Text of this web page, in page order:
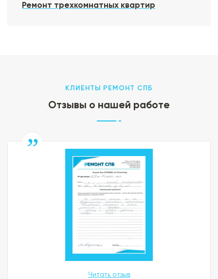
Ремонт трехкомнатных квартир
КЛИЕНТЫ РЕМОНТ СПБ
Отзывы о нашей работе
Читать отзыв